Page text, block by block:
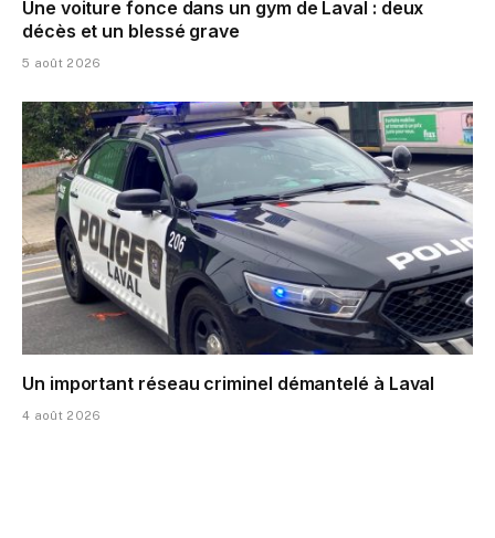
Une voiture fonce dans un gym de Laval : deux
décès et un blessé grave
5 août 2026
Un important réseau criminel démantelé à Laval
4 août 2026